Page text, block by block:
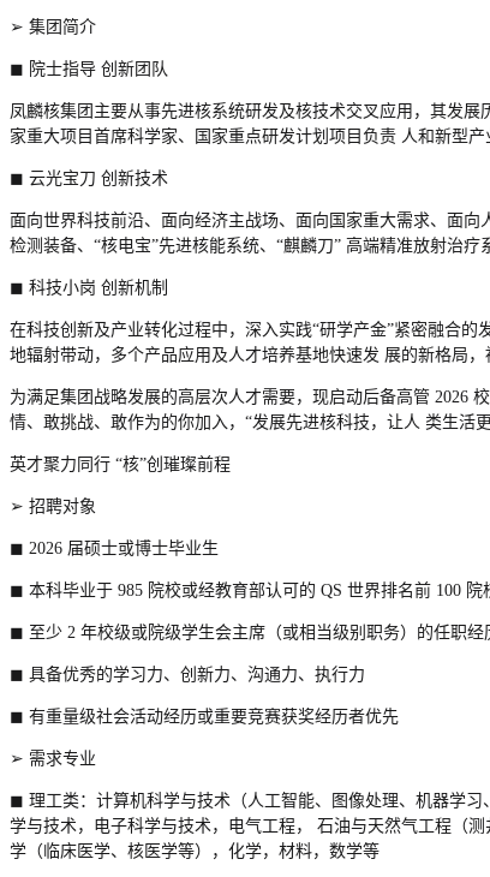
➢ 集团简介
◼ 院士指导 创新团队
凤麟核集团主要从事先进核系统研发及核技术交叉应用，其发展
家重大项目首席科学家、国家重点研发计划项目负责 人和新型
◼ 云光宝刀 创新技术
面向世界科技前沿、面向经济主战场、面向国家重大需求、面向
检测装备、“核电宝”先进核能系统、“麒麟刀” 高端精准放射治疗
◼ 科技小岗 创新机制
在科技创新及产业转化过程中，深入实践“研学产金”紧密融合的
地辐射带动，多个产品应用及人才培养基地快速发 展的新格局，
为满足集团战略发展的高层次人才需要，现启动后备高管 2026
情、敢挑战、敢作为的你加入，“发展先进核科技，让人 类生活
英才聚力同行 “核”创璀璨前程
➢ 招聘对象
◼ 2026 届硕士或博士毕业生
◼ 本科毕业于 985 院校或经教育部认可的 QS 世界排名前 100 院
◼ 至少 2 年校级或院级学生会主席（或相当级别职务） 的任职经
◼ 具备优秀的学习力、创新力、沟通力、执行力
◼ 有重量级社会活动经历或重要竞赛获奖经历者优先
➢ 需求专业
◼ 理工类：计算机科学与技术（人工智能、图像处理、机器学习
学与技术，电子科学与技术，电气工程， 石油与天然气工程（
学（临床医学、核医学等），化学，材料，数学等